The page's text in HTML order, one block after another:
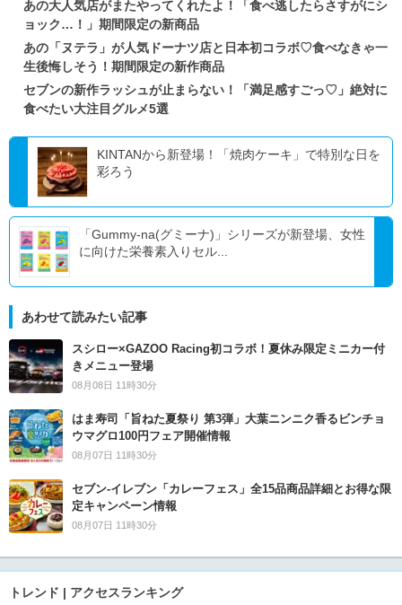
あの大人気店がまたやってくれたよ！「食べ逃したらさすがにシ
ョック…！」期間限定の新商品
あの「ヌテラ」が人気ドーナツ店と日本初コラボ♡食べなきゃ一
生後悔しそう！期間限定の新作商品
セブンの新作ラッシュが止まらない！「満足感すごっ♡」絶対に
食べたい大注目グルメ5選
KINTANから新登場！「焼肉ケーキ」で特別な日を
彩ろう
「Gummy-na(グミーナ)」シリーズが新登場、女性
に向けた栄養素入りセル...
あわせて読みたい記事
スシロー×GAZOO Racing初コラボ！夏休み限定ミニカー付
きメニュー登場
08月08日 11時30分
はま寿司「旨ねた夏祭り 第3弾」大葉ニンニク香るビンチョ
ウマグロ100円フェア開催情報
08月07日 11時30分
セブン‐イレブン「カレーフェス」全15品商品詳細とお得な限
定キャンペーン情報
08月07日 11時30分
トレンド | アクセスランキング